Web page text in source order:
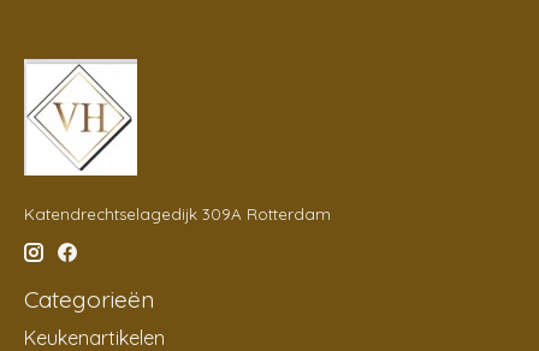
Katendrechtselagedijk 309A Rotterdam
Categorieën
Keukenartikelen